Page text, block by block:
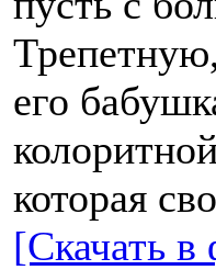
его
которая
[Скачать